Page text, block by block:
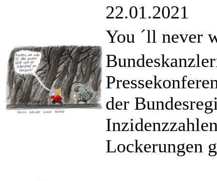
22.01.2021
You ´ll never
der
Lockerungen